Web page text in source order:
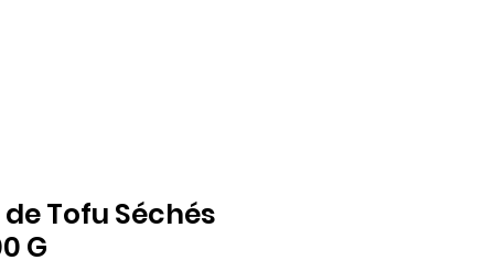
Tofu Séchés
G